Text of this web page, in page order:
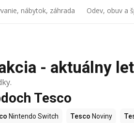
nábytok, záhrada Odev, obuv a
- aktuálny
Tesco
Nintendo Switch Tesco Noviny